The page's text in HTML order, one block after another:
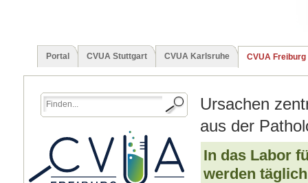
Portal CVUA Stuttgart CVUA Karlsruhe CVUA Freiburg
Ursachen
aus der
In das Labor
werden